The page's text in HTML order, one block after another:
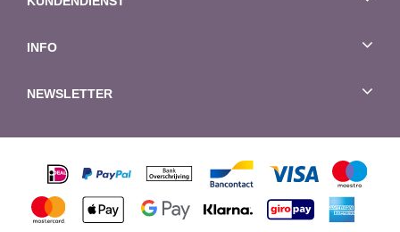
INFO
NEWSLETTER